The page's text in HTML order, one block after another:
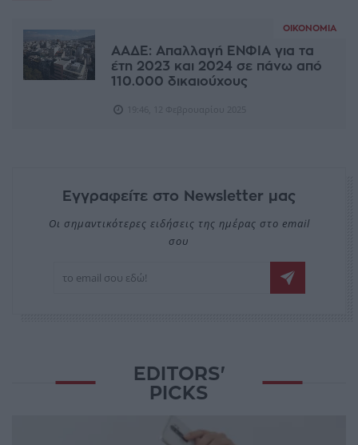
ΟΙΚΟΝΟΜΊΑ
ΑΑΔΕ: Απαλλαγή ΕΝΦΙΑ για τα
έτη 2023 και 2024 σε πάνω από
110.000 δικαιούχους
Εγγραφείτε στο Newsletter μας
Οι σημαντικότερες ειδήσεις της ημέρας στο email
σου
EDITORS'
PICKS